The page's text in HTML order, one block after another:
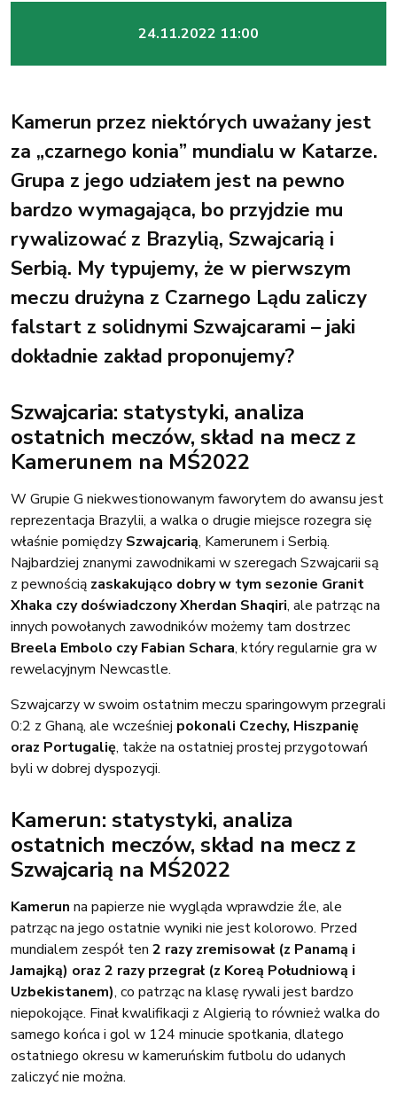
24.11.2022 11:00
Kamerun przez niektórych uważany jest
za „czarnego konia” mundialu w Katarze.
Grupa z jego udziałem jest na pewno
bardzo wymagająca, bo przyjdzie mu
rywalizować z Brazylią, Szwajcarią i
Serbią. My typujemy, że w pierwszym
meczu drużyna z Czarnego Lądu zaliczy
falstart z solidnymi Szwajcarami – jaki
dokładnie zakład proponujemy?
Szwajcaria: statystyki, analiza
ostatnich meczów, skład na mecz z
Kamerunem na MŚ2022
W Grupie G niekwestionowanym faworytem do awansu jest
reprezentacja Brazylii, a walka o drugie miejsce rozegra się
właśnie pomiędzy Szwajcarią, Kamerunem i Serbią.
Najbardziej znanymi zawodnikami w szeregach Szwajcarii są
z pewnością zaskakująco dobry w tym sezonie Granit
Xhaka czy doświadczony Xherdan Shaqiri, ale patrząc na
innych powołanych zawodników możemy tam dostrzec
Breela Embolo czy Fabian Schara, który regularnie gra w
rewelacyjnym Newcastle.
Szwajcarzy w swoim ostatnim meczu sparingowym przegrali
0:2 z Ghaną, ale wcześniej pokonali Czechy, Hiszpanię
oraz Portugalię, także na ostatniej prostej przygotowań
byli w dobrej dyspozycji.
Kamerun: statystyki, analiza
ostatnich meczów, skład na mecz z
Szwajcarią na MŚ2022
Kamerun na papierze nie wygląda wprawdzie źle, ale
patrząc na jego ostatnie wyniki nie jest kolorowo. Przed
mundialem zespół ten 2 razy zremisował (z Panamą i
Jamajką) oraz 2 razy przegrał (z Koreą Południową i
Uzbekistanem), co patrząc na klasę rywali jest bardzo
niepokojące. Finał kwalifikacji z Algierią to również walka do
samego końca i gol w 124 minucie spotkania, dlatego
ostatniego okresu w kameruńskim futbolu do udanych
zaliczyć nie można.